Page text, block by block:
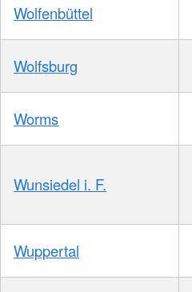
Wolfenbüttel
Wolfsburg
Worms
Wunsiedel i. F.
Wuppertal